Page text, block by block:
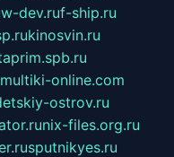
w-dev.ruf-ship.ru
kinosvin.ru
multiki-online.com
ostrov.ru
nix-files.org.ru
sputnikyes.ru